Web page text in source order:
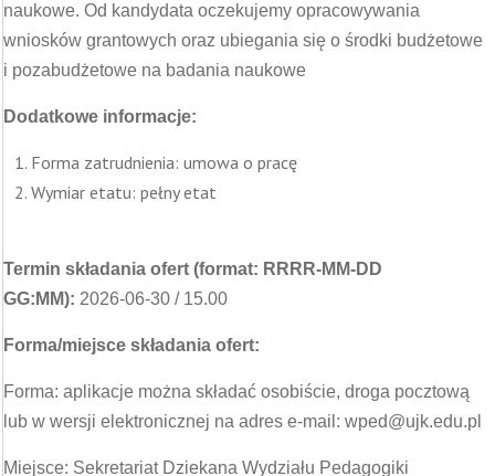
naukowe. Od kandydata oczekujemy opracowywania
wniosków grantowych oraz ubiegania się o środki budżetowe
i pozabudżetowe na badania naukowe
Dodatkowe informacje:
Forma zatrudnienia: umowa o pracę
Wymiar etatu: pełny etat
Termin składania ofert (format: RRRR-MM-DD
GG:MM): 2026-06-30 / 15.00
Forma/miejsce składania ofert:
Forma: aplikacje można składać osobiście, droga pocztową
lub w wersji elektronicznej na adres e-mail: wped@ujk.edu.pl
Miejsce: Sekretariat Dziekana Wydziału Pedagogiki